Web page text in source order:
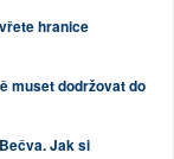
hranice
muset dodržovat do
Jak si